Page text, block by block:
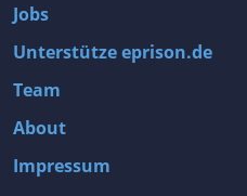
Jobs
Unterstütze eprison.de
Team
About
Impressum